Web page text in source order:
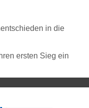
in die
ersten Sieg ein